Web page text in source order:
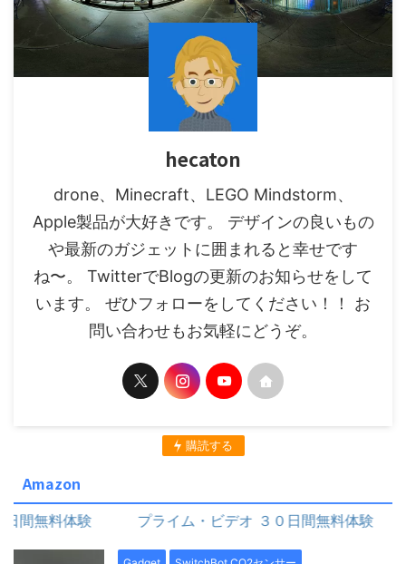
hecaton
drone、Minecraft、LEGO Mindstorm、
Apple製品が大好きです。 デザインの良いもの
や最新のガジェットに囲まれると幸せです
ね〜。 TwitterでBlogの更新のお知らせをして
います。 ぜひフォローをしてください！！ お
問い合わせもお気軽にどうぞ。
購読する
Amazon
料体験 プライム・ビデオ ３０日間無料体験